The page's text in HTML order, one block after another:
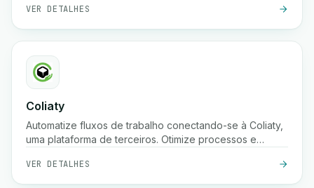
VER DETALHES
Coliaty
Automatize fluxos de trabalho conectando-se à Coliaty,
uma plataforma de terceiros. Otimize processos e
VER DETALHES